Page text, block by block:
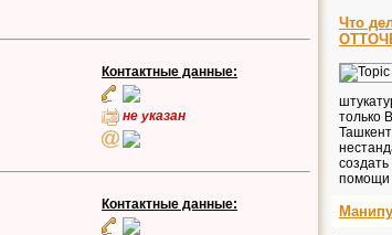
Контактные данные:
не указан
Контактные данные:
Что
только
помощи